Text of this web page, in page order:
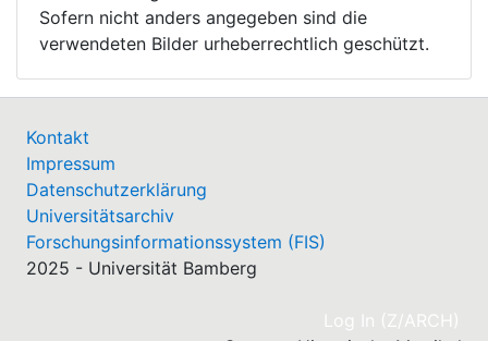
Sofern nicht anders angegeben sind die
verwendeten Bilder urheberrechtlich geschützt.
Kontakt
Impressum
Datenschutzerklärung
Universitätsarchiv
Forschungsinformationssystem (FIS)
2025 - Universität Bamberg
Log In (Z/ARCH)